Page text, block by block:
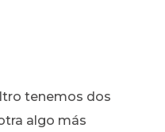
tenemos dos
algo más